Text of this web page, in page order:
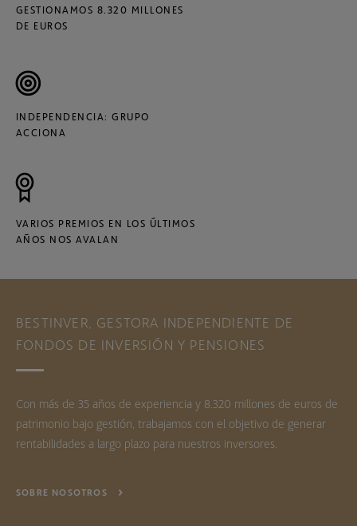
GESTIONAMOS 8.320 MILLONES
DE EUROS
INDEPENDENCIA: GRUPO
ACCIONA
VARIOS PREMIOS EN LOS ÚLTIMOS
AÑOS NOS AVALAN
BESTINVER, GESTORA INDEPENDIENTE DE
FONDOS DE INVERSIÓN Y PENSIONES
Con más de 35 años de experiencia y 8.320 millones de euros de
patrimonio bajo gestión, trabajamos con el objetivo de generar
rentabilidades a largo plazo para nuestros inversores.
SOBRE NOSOTROS